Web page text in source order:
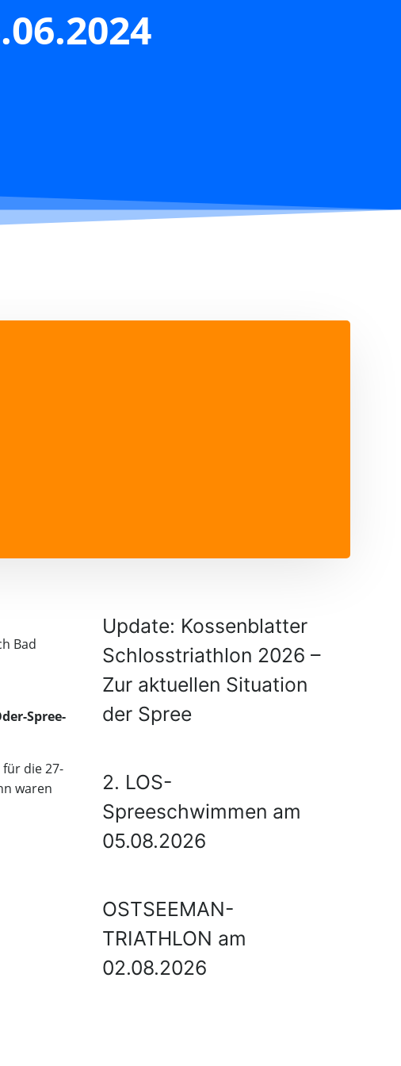
Bad
Spree-
für die 27-
waren
Update: Kossenblatter
Schlosstriathlon 2026 –
Zur aktuellen Situation
der Spree
2. LOS-
Spreeschwimmen am
05.08.2026
OSTSEEMAN-
TRIATHLON am
02.08.2026